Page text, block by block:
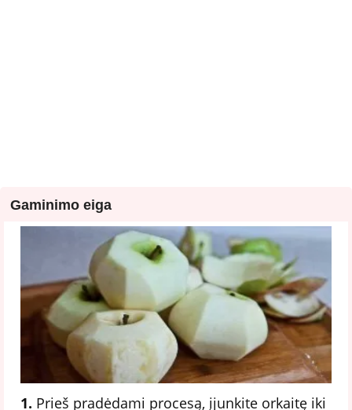
Gaminimo eiga
1. Prieš pradėdami procesą, įjunkite orkaitę iki